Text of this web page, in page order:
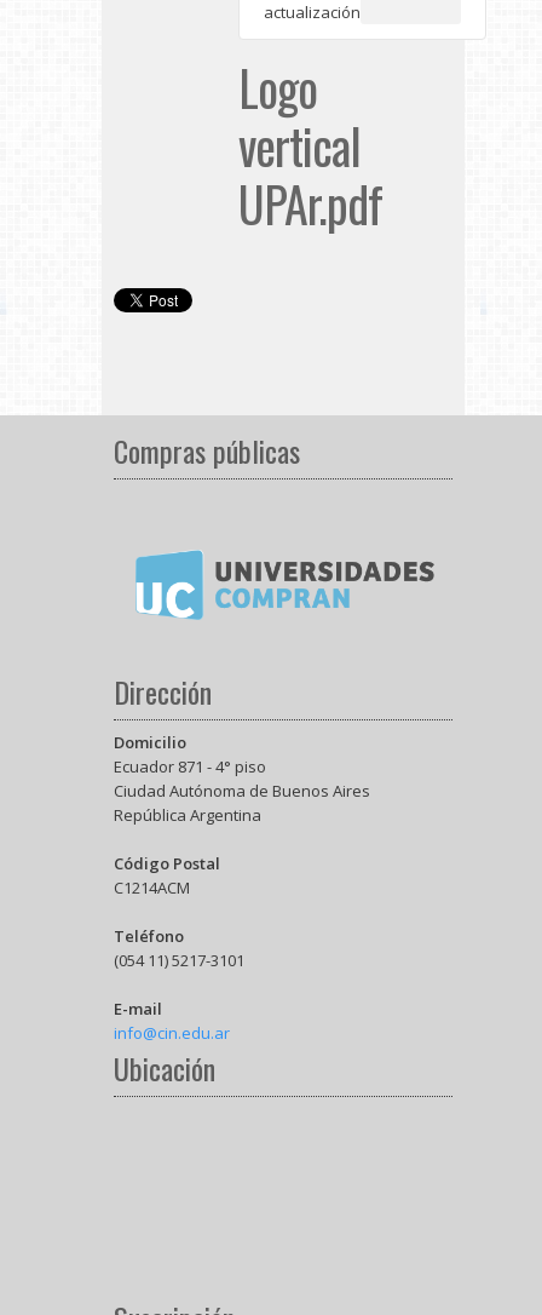
actualización
Logo
vertical
UPAr.pdf
Compras públicas
Dirección
Domicilio
Ecuador 871 - 4° piso
Ciudad Autónoma de Buenos Aires
República Argentina
Código Postal
C1214ACM
Teléfono
(054 11) 5217-3101
E-mail
info@cin.edu.ar
Ubicación